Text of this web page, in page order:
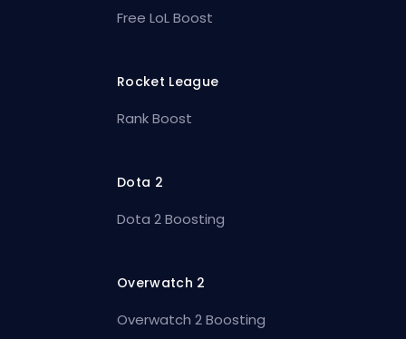
Free LoL Boost
Rocket League
Rank Boost
Dota 2
Dota 2 Boosting
Overwatch 2
Overwatch 2 Boosting